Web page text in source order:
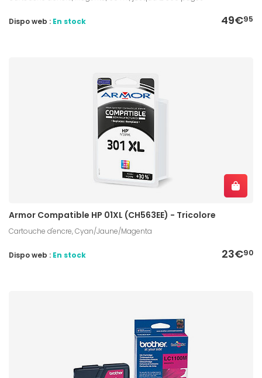
49€95
Dispo web : En stock
Armor Compatible HP 01XL (CH563EE) - Tricolore
Cartouche d'encre, Cyan/Jaune/Magenta
23€90
Dispo web : En stock